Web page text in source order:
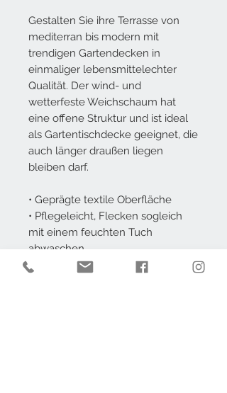
Gestalten Sie ihre Terrasse von
mediterran bis modern mit
trendigen Gartendecken in
einmaliger lebensmittelechter
Qualität. Der wind- und
wetterfeste Weichschaum hat
eine offene Struktur und ist ideal
als Gartentischdecke geeignet, die
auch länger draußen liegen
bleiben darf.
• Geprägte textile Oberfläche
• Pflegeleicht, Flecken sogleich
mit einem feuchten Tuch
abwaschen
• Waschbar bei 40°C